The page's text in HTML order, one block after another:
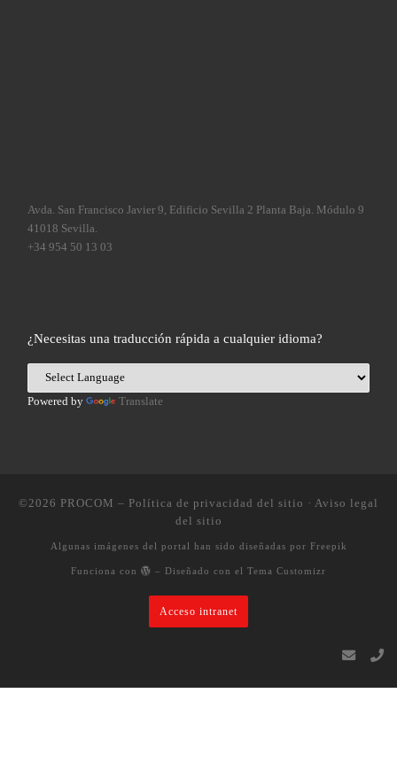
Avda. San Francisco Javier 9, Edificio Sevilla 2 Planta Baja. Módulo 9
41018 Sevilla.
+34 954 50 13 03
¿Necesitas una traducción rápida a cualquier idioma?
Powered by Translate
©2026 PROCOM – Política de privacidad del sitio · Aviso legal
del sitio
Algunas imágenes del portal han sido diseñadas por Freepik
Funciona con – Diseñado con el Tema Customizr
Acceso intranet